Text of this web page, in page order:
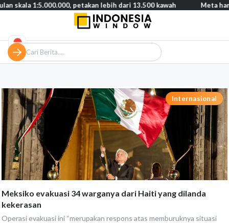
Internasional
Meksiko evakuasi 34 warganya dari Haiti yang dilanda
kekerasan
Operasi evakuasi ini “merupakan respons atas memburuknya situasi
1:5.000.000, petakan lebih dari 13.500 kawah Meta harus